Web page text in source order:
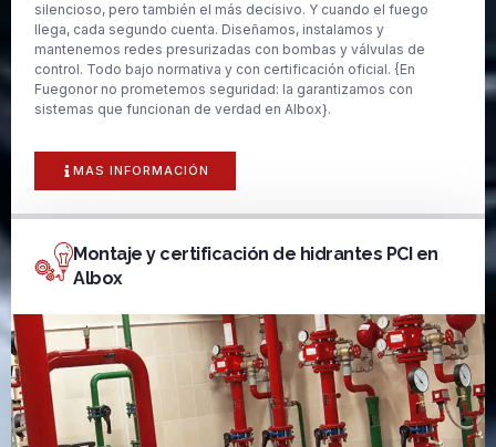
silencioso, pero también el más decisivo. Y cuando el fuego
llega, cada segundo cuenta. Diseñamos, instalamos y
mantenemos redes presurizadas con bombas y válvulas de
control. Todo bajo normativa y con certificación oficial. {En
Fuegonor no prometemos seguridad: la garantizamos con
sistemas que funcionan de verdad en Albox}.
MAS INFORMACIÓN
Montaje y certificación de hidrantes PCI en
Albox